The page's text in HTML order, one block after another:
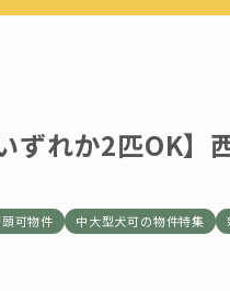
ずれか2匹OK】
可物件 中大型犬可の物件特集